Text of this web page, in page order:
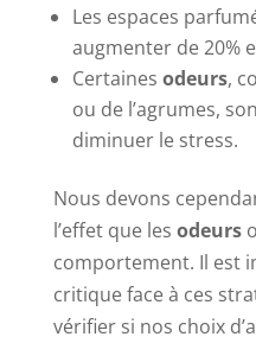
Les espaces
augmenter de 20%
Certaines odeurs,
ou de l’agrumes,
diminuer le stress.
Nous devons
l’effet que les odeurs
comportement. Il est
critique face à ces
vérifier si nos choix